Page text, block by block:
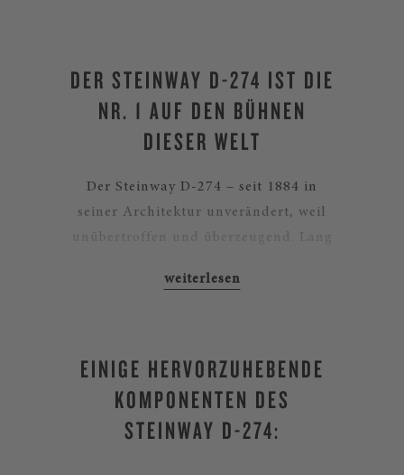
DER STEINWAY D-274 IST DIE
NR. 1 AUF DEN BÜHNEN
DIESER WELT
Der Steinway D-274 – seit 1884 in
seiner Architektur unverändert, weil
Eschenbach sind drei von mehr als
Hause als ihr bestes bewerten. Eine
etwas kleinere Konzertflügel-Variante
STEINWAY D-274: EINE
INVESTITION FÜRS LEBEN –
UND FÜR DIE FAMILIE
EINIGE HERVORZUHEBENDE
KOMPONENTEN DES
STEINWAY D-274: